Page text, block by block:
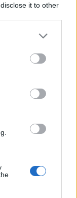
it to other
or more Google
may click to
party tags to
in below Google
négy új,
jelzőlámpás